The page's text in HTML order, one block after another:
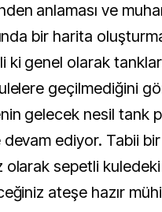
anlaması ve
bir harita
ki genel olarak
geçilmediğini
gelecek nesil tank
devam ediyor. Tabii
olarak sepetli kuledeki
ateşe hazır